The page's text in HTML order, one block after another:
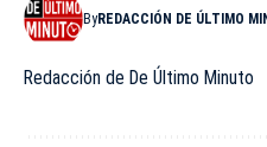
ByREDACCIÓN DE ÚLTIMO
Redacción de De Último Minuto